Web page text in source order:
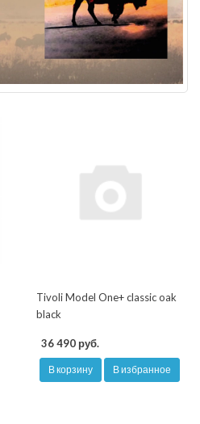
Tivoli Model One+ classic oak
black
36 490 руб.
В корзину В избранное